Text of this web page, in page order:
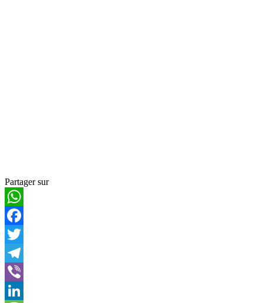
Partager sur
WhatsApp
Facebook
Twitter
Telegram
Viber